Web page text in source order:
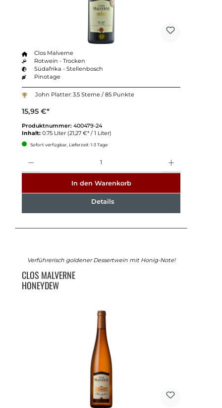
Clos Malverne
Rotwein - Trocken
Südafrika - Stellenbosch
Pinotage
John Platter: 3.5 Sterne / 85 Punkte
15,95 €*
Produktnummer: 400479-24
Inhalt: 0.75 Liter (21,27 €* / 1 Liter)
Sofort verfügbar, Lieferzeit: 1-3 Tage
In den Warenkorb
Details
Verführerisch goldener Dessertwein mit Honig-Note!
CLOS MALVERNE
HONEYDEW